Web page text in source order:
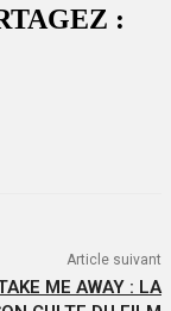
:
Article suivant
ME AWAY : LA